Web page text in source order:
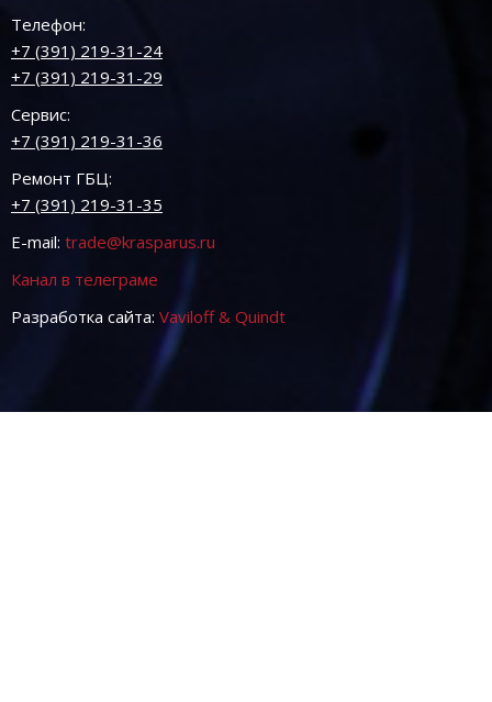
Телефон:
+7 (391) 219-31-24
+7 (391) 219-31-29
Сервис:
+7 (391) 219-31-36
Ремонт ГБЦ:
+7 (391) 219-31-35
E-mail: trade@krasparus.ru
Канал в телеграме
Разработка сайта: Vaviloff & Quindt